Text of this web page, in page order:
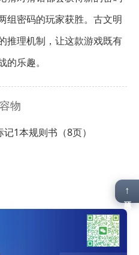
组密码的玩家获胜。古文明
推理机制，让这款游戏既有
乐趣。
物
记1本规则书（8页）
↑